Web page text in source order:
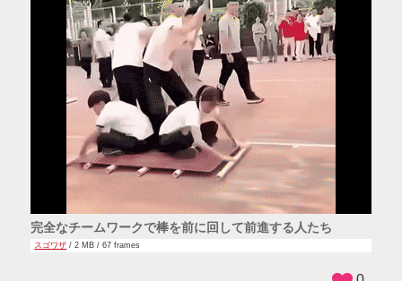
完全なチームワークで棒を前に回して前進する人たち
スゴワザ / 2 MB / 67 frames